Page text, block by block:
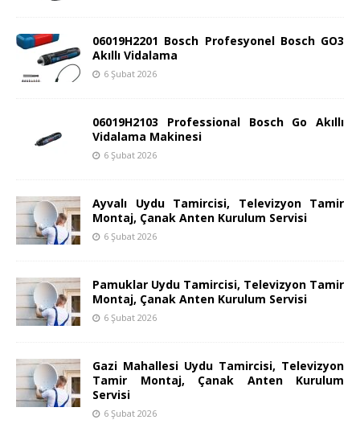
06019H2201 Bosch Profesyonel Bosch GO3
Akıllı Vidalama
6 Şubat 2026
06019H2103 Professional Bosch Go Akıllı
Vidalama Makinesi
6 Şubat 2026
Ayvalı Uydu Tamircisi, Televizyon Tamir
Montaj, Çanak Anten Kurulum Servisi
6 Şubat 2026
Pamuklar Uydu Tamircisi, Televizyon Tamir
Montaj, Çanak Anten Kurulum Servisi
6 Şubat 2026
Gazi Mahallesi Uydu Tamircisi, Televizyon
Tamir Montaj, Çanak Anten Kurulum
Servisi
6 Şubat 2026